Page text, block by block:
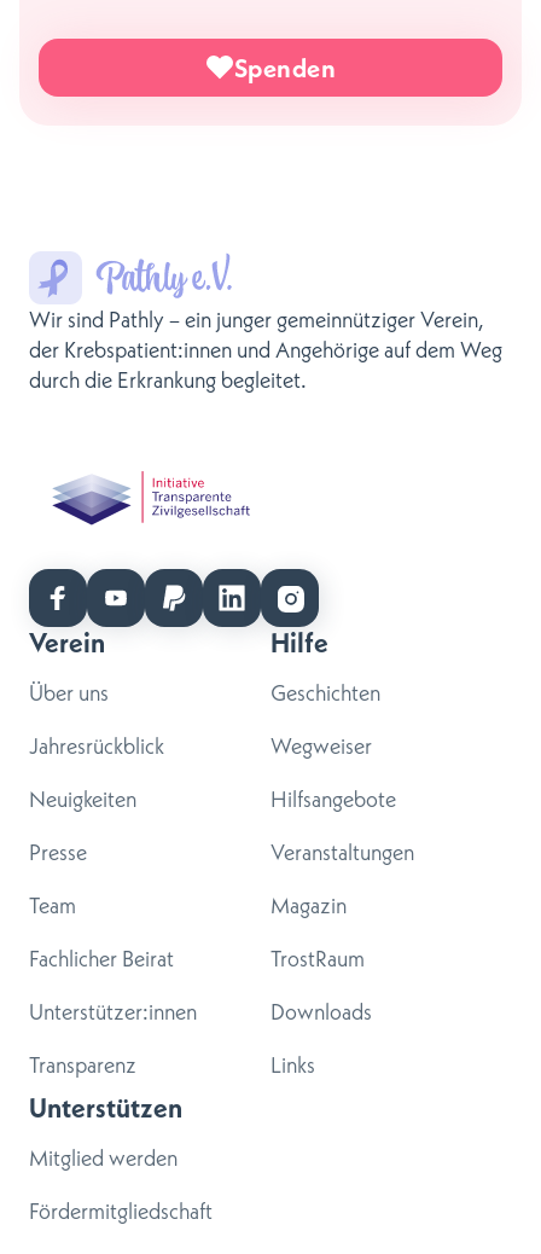
Spenden
Wir sind Pathly – ein junger gemeinnütziger Verein,
der Krebspatient:innen und Angehörige auf dem Weg
durch die Erkrankung begleitet.
Verein
Über uns
Jahresrückblick
Neuigkeiten
Presse
Team
Fachlicher Beirat
Unterstützer:innen
Transparenz
Hilfe
Geschichten
Wegweiser
Hilfsangebote
Veranstaltungen
Magazin
TrostRaum
Downloads
Links
Unterstützen
Mitglied werden
Fördermitgliedschaft